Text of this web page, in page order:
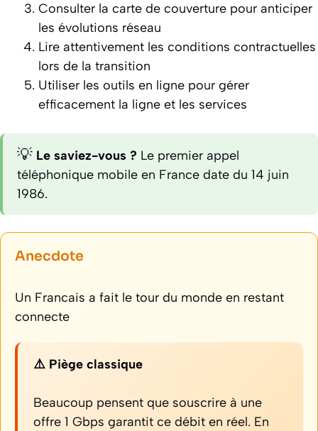
Consulter la carte de couverture pour anticiper
les évolutions réseau
Lire attentivement les conditions contractuelles
lors de la transition
Utiliser les outils en ligne pour gérer
efficacement la ligne et les services
💡 Le saviez-vous ? Le premier appel
téléphonique mobile en France date du 14 juin
1986.
Anecdote
Un Francais a fait le tour du monde en restant
connecte
⚠️ Piège classique
Beaucoup pensent que souscrire à une
offre 1 Gbps garantit ce débit en réel. En